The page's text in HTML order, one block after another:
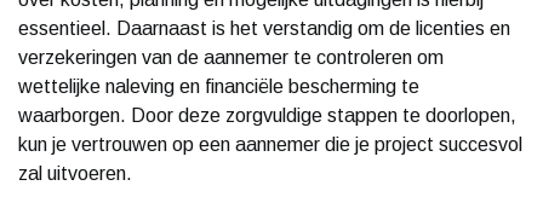
essentieel. Daarnaast is het verstandig om de licenties en
verzekeringen van de aannemer te controleren om
wettelijke naleving en financiële bescherming te
waarborgen. Door deze zorgvuldige stappen te doorlopen,
kun je vertrouwen op een aannemer die je project succesvol
zal uitvoeren.